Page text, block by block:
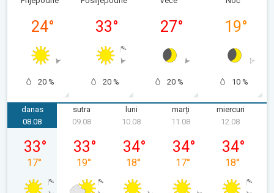
24°
20 %
33°
20 %
27°
20 %
19°
10 %
danas
sâmbătă, 08.08
08.08
33°
17°
sutra
09.08
33°
19°
luni
10.08
34°
18°
marți
11.08
34°
17°
miercuri
12.08
34°
18°